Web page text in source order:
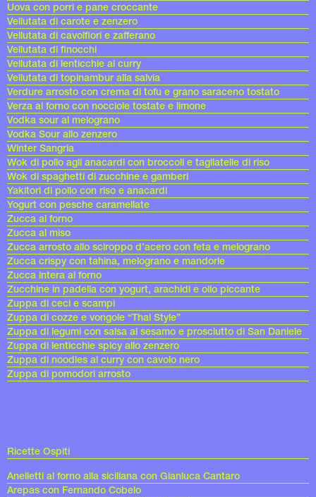
Uova con porri e pane croccante
Vellutata di carote e zenzero
Vellutata di cavolfiori e zafferano
Vellutata di finocchi
Vellutata di lenticchie al curry
Vellutata di topinambur alla salvia
Verdure arrosto con crema di tofu e grano saraceno tostato
Verza al forno con nocciole tostate e limone
Vodka sour al melograno
Vodka Sour allo zenzero
Winter Sangria
Wok di pollo agli anacardi con broccoli e tagliatelle di riso
Wok di spaghetti di zucchine e gamberi
Yakitori di pollo con riso e anacardi
Yogurt con pesche caramellate
Zucca al forno
Zucca al miso
Zucca arrosto allo sciroppo d’acero con feta e melograno
Zucca crispy con tahina, melograno e mandorle
Zucca intera al forno
Zucchine in padella con yogurt, arachidi e olio piccante
Zuppa di ceci e scampi
Zuppa di cozze e vongole “Thai Style”
Zuppa di legumi con salsa al sesamo e prosciutto di San Daniele
Zuppa di lenticchie spicy allo zenzero
Zuppa di noodles al curry con cavolo nero
Zuppa di pomodori arrosto
Ricette Ospiti
Anelletti al forno alla siciliana con Gianluca Cantaro
Arepas con Fernando Cobelo